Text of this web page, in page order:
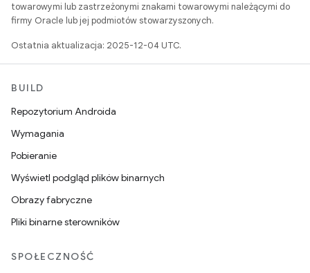
towarowymi lub zastrzeżonymi znakami towarowymi należącymi do
firmy Oracle lub jej podmiotów stowarzyszonych.
Ostatnia aktualizacja: 2025-12-04 UTC.
BUILD
Repozytorium Androida
Wymagania
Pobieranie
Wyświetl podgląd plików binarnych
Obrazy fabryczne
Pliki binarne sterowników
SPOŁECZNOŚĆ